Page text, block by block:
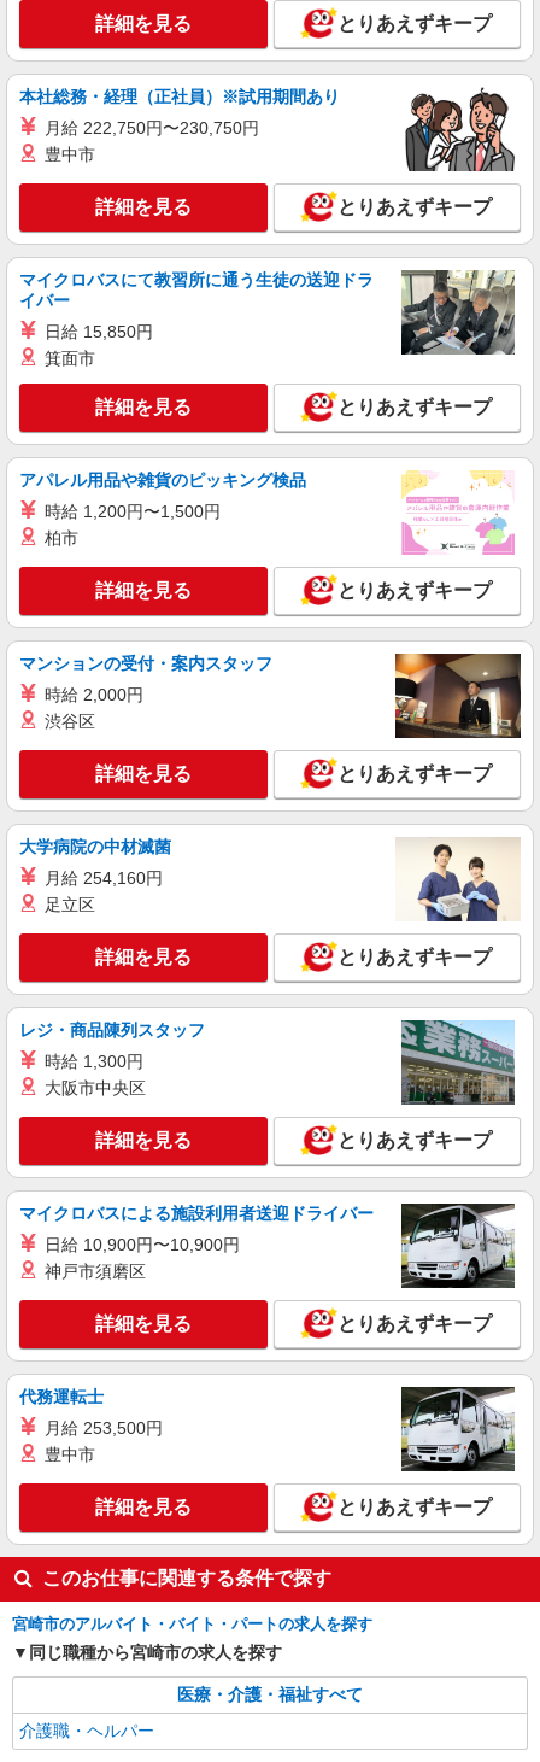
詳細を見る とりあえずキープ
本社総務・経理（正社員）※試用期間あり
月給 222,750円〜230,750円
豊中市
詳細を見る とりあえずキープ
マイクロバスにて教習所に通う生徒の送迎ドラ
イバー
日給 15,850円
箕面市
詳細を見る とりあえずキープ
アパレル用品や雑貨のピッキング検品
時給 1,200円〜1,500円
柏市
詳細を見る とりあえずキープ
マンションの受付・案内スタッフ
時給 2,000円
渋谷区
詳細を見る とりあえずキープ
大学病院の中材滅菌
月給 254,160円
足立区
詳細を見る とりあえずキープ
レジ・商品陳列スタッフ
時給 1,300円
大阪市中央区
詳細を見る とりあえずキープ
マイクロバスによる施設利用者送迎ドライバー
日給 10,900円〜10,900円
神戸市須磨区
詳細を見る とりあえずキープ
代務運転士
月給 253,500円
豊中市
詳細を見る とりあえずキープ
このお仕事に関連する条件で探す
宮崎市のアルバイト・バイト・パートの求人を探す
同じ職種から宮崎市の求人を探す
医療・介護・福祉すべて
介護職・ヘルパー